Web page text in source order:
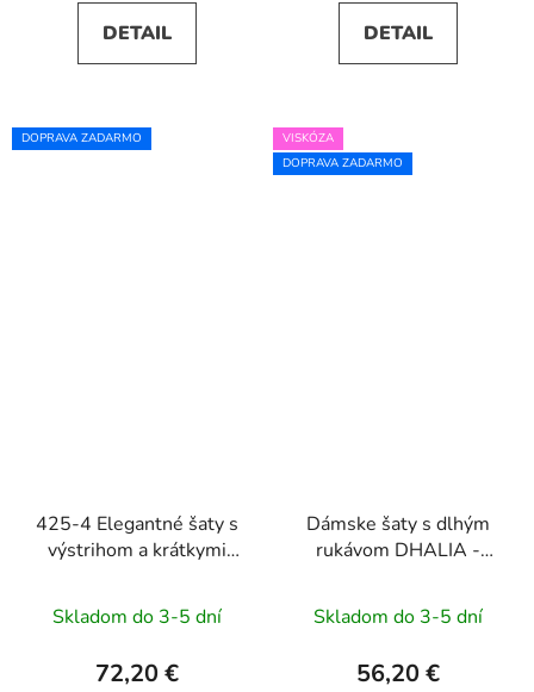
DETAIL DETAIL
DOPRAVA ZADARMO
425-4 Elegantné šaty s
výstrihom a krátkymi
bordové
Skladom do 3-5 dní
72,20 €
VISKÓZA
DOPRAVA ZADARMO
Dámske šaty s dlhým
rukávom DHALIA -
Skladom do 3-5 dní
56,20 €